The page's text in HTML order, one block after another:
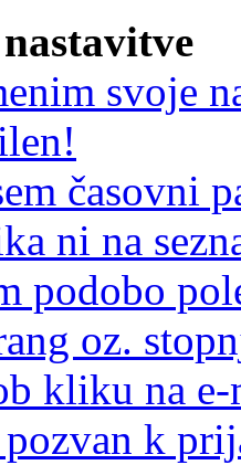
svoje
časovni
ni na
podobo
oz.
kliku na
k